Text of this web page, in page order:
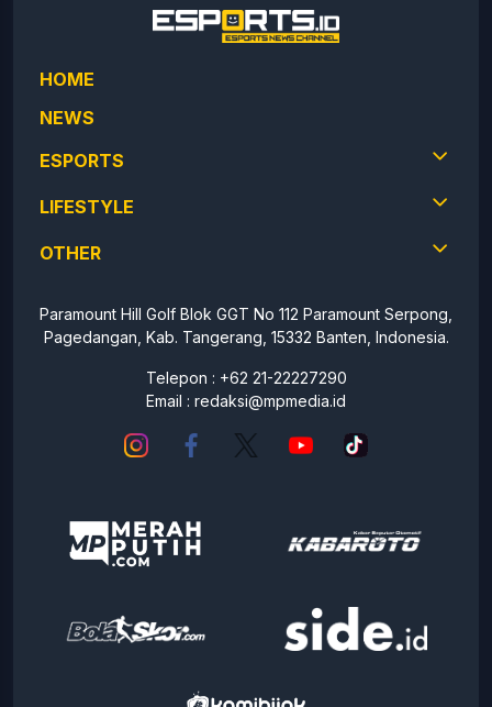
HOME
NEWS
ESPORTS
LIFESTYLE
OTHER
Paramount Hill Golf Blok GGT No 112 Paramount Serpong,
Pagedangan, Kab. Tangerang, 15332 Banten, Indonesia.
Telepon : +62 21-22227290
Email : redaksi@mpmedia.id